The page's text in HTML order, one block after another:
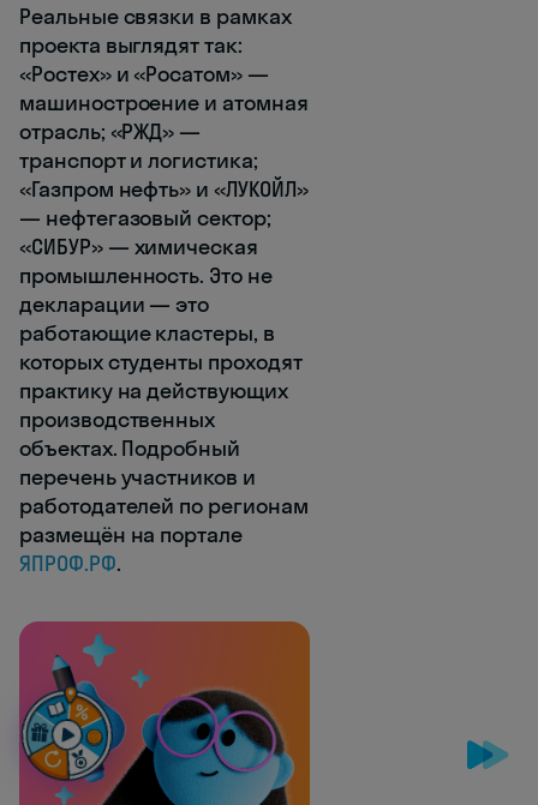
Реальные связки в рамках
проекта выглядят так:
«Ростех» и «Росатом» —
машиностроение и атомная
отрасль; «РЖД» —
транспорт и логистика;
«Газпром нефть» и «ЛУКОЙЛ»
— нефтегазовый сектор;
«СИБУР» — химическая
промышленность. Это не
декларации — это
работающие кластеры, в
которых студенты проходят
практику на действующих
производственных
объектах. Подробный
перечень участников и
работодателей по регионам
размещён на портале
ЯПРОФ.РФ.